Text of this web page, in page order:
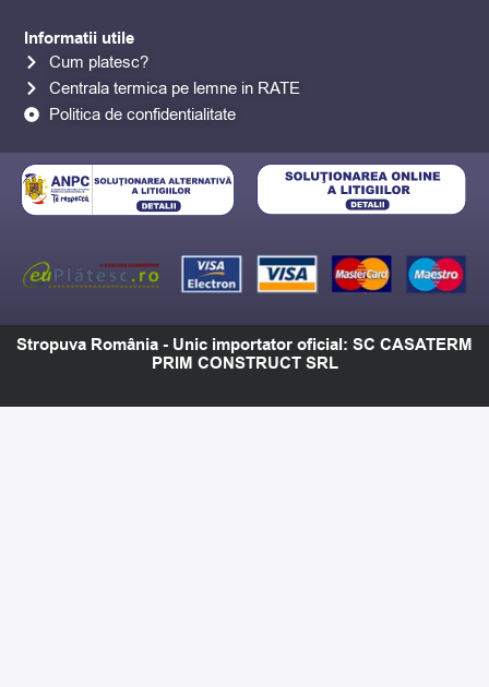
Informatii utile
Cum platesc?
Centrala termica pe lemne in RATE
Politica de confidentialitate
Stropuva România - Unic importator oficial: SC CASATERM
PRIM CONSTRUCT SRL